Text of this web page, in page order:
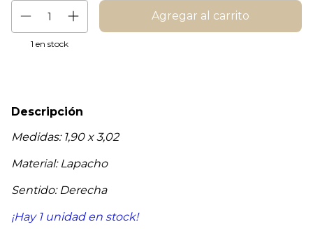
1 en stock
Descripción
Medidas: 1,90 x 3,02
Material: Lapacho
Sentido: Derecha
¡Hay 1 unidad en stock!